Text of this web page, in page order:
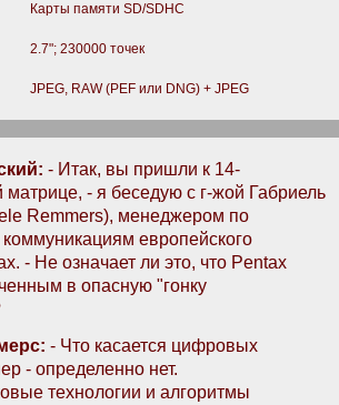
Карты памяти SD/SDHC
2.7"; 230000 точек
JPEG, RAW (PEF или DNG) + JPEG
- Итак, вы пришли к 14-
матрице, - я беседую с г-жой Габриель
Remmers), менеджером по
европейского
- Не означает ли это, что Pentax
в опасную "гонку
- Что касается цифровых
- определенно нет.
технологии и алгоритмы